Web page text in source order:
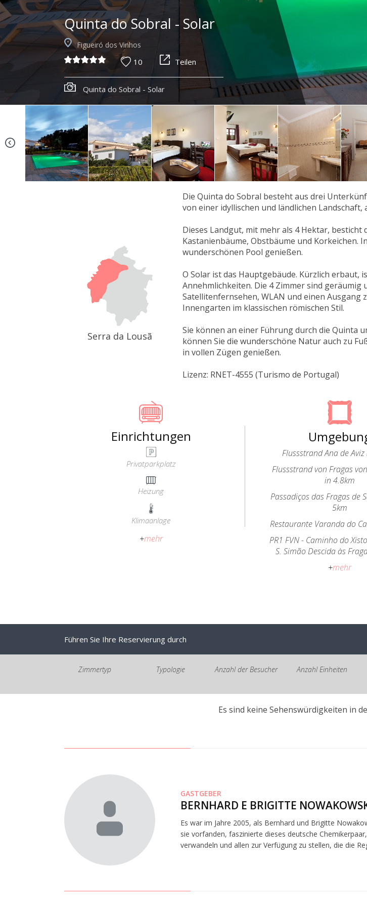
Quinta do Sobral - Solar
Figueiró dos Vinhos
10 Teilen
Quinta do Sobral - Solar
Serra da Lousã
Die Quinta do Sobral besteht aus drei
von einer idyllischen und ländlichen
Dieses Landgut, mit mehr als 4 Hektar,
Kastanienbäume, Obstbäume und Korkeichen.
wunderschönen Pool genießen.
O Solar ist das Hauptgebäude. Kürzlich
Annehmlichkeiten. Die 4 Zimmer sind
Satellitenfernsehen, WLAN und einen Ausgang
Innengarten im klassischen römischen Stil.
Sie können an einer Führung durch die Quinta
können Sie die wunderschöne Natur auch zu
in vollen Zügen genießen.
Lizenz: RNET-4555 (Turismo de Portugal)
Einrichtungen
Privatparkplatz
Heizung
Klimaanlage
+mehr
Flussstrand Ana de
Flussstrand von Fragas
in 4.8km
Passadiços das Fragas de
5km
Restaurante Varanda do
PR1 FVN - Caminho do
S. Simão Descida às
+mehr
Führen Sie Ihre Reservierung durch
Zimmertyp Typologie Anzahl der Besucher Anzahl Einheiten
Es sind keine Sehenswürdigkeiten in
GASTGEBER
BERNHARD E BRIGITTE
Es war im Jahre 2005, als Bernhard und Brigitte
sie vorfanden, faszinierte dieses deutsche
verwandeln und allen zur Verfügung zu stellen, die die